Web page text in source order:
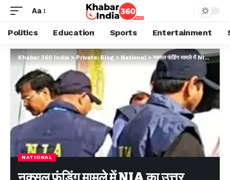
Aa
Politics Education Sports Entertainment
Khabar 360 India>Private: Blog>National>नक्सल फंडिंग मामले में NIA का उत्तर प्रदेश सहित चार राज्‍यों में छापा, हुई कार्रवाई
NATIONAL